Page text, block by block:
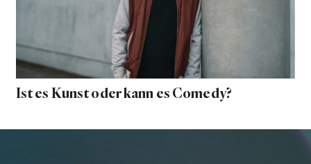
Ist es Kunst oder kann es Comedy?